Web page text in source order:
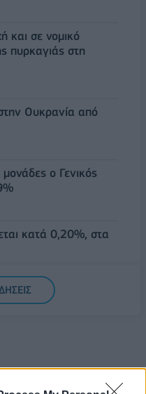
και σε νομικό
πυρκαγιάς στη
Ουκρανία από
ο Γενικός
κατά 0,20%, στα